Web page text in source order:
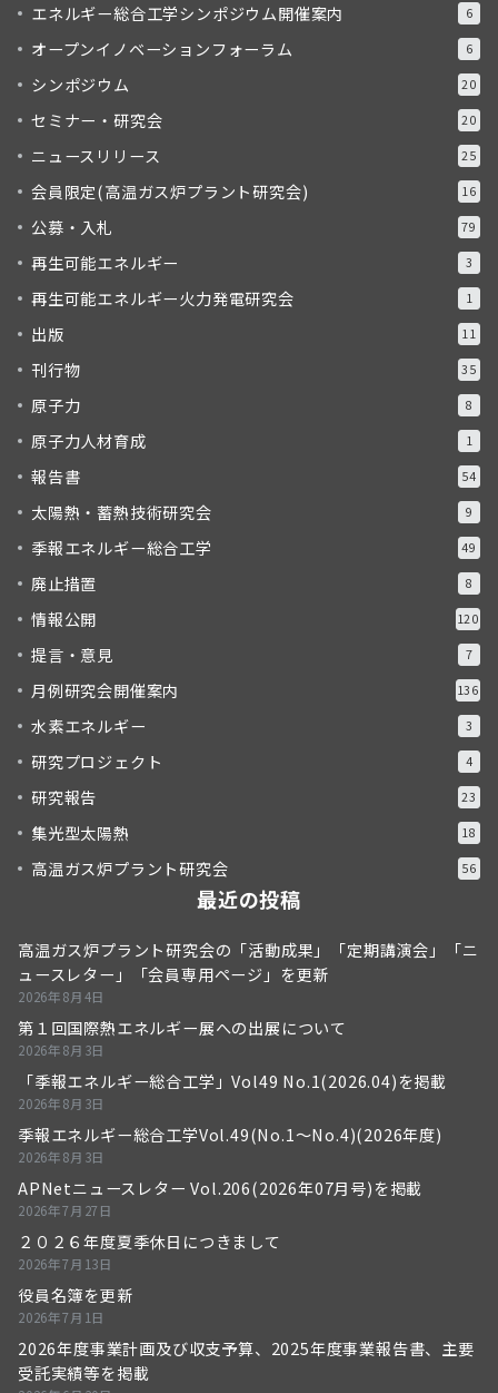
エネルギー総合工学シンポジウム開催案内 6
オープンイノベーションフォーラム 6
シンポジウム 20
セミナー・研究会 20
ニュースリリース 25
会員限定(高温ガス炉プラント研究会) 16
公募・入札 79
再生可能エネルギー 3
再生可能エネルギー火力発電研究会 1
出版 11
刊行物 35
原子力 8
原子力人材育成 1
報告書 54
太陽熱・蓄熱技術研究会 9
季報エネルギー総合工学 49
廃止措置 8
情報公開 120
提言・意見 7
月例研究会開催案内 136
水素エネルギー 3
研究プロジェクト 4
研究報告 23
集光型太陽熱 18
高温ガス炉プラント研究会 56
最近の投稿
高温ガス炉プラント研究会の「活動成果」「定期講演会」「ニ
ュースレター」「会員専用ページ」を更新
2026年8月4日
第１回国際熱エネルギー展への出展について
2026年8月3日
「季報エネルギー総合工学」Vol49 No.1(2026.04)を掲載
2026年8月3日
季報エネルギー総合工学Vol.49(No.1～No.4)(2026年度)
2026年8月3日
APNetニュースレター Vol.206(2026年07月号)を掲載
2026年7月27日
２０２６年度夏季休日につきまして
2026年7月13日
役員名簿を更新
2026年7月1日
2026年度事業計画及び収支予算、2025年度事業報告書、主要
受託実績等を掲載